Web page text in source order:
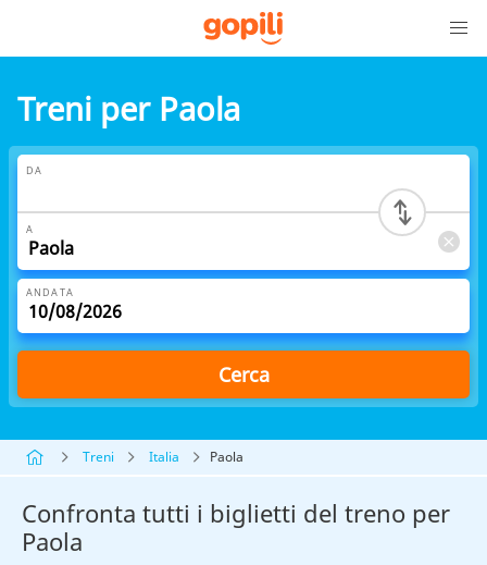
Treni per Paola
DA
A
ANDATA
Cerca
Treni Italia Paola
Confronta tutti i biglietti del treno per
Paola